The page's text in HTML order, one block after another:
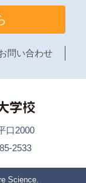
問い合わせ
口2000
2533
Science.